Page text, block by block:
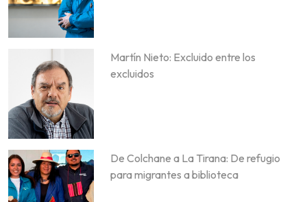
Martín Nieto: Excluido entre los
excluidos
De Colchane a La Tirana: De refugio
para migrantes a biblioteca